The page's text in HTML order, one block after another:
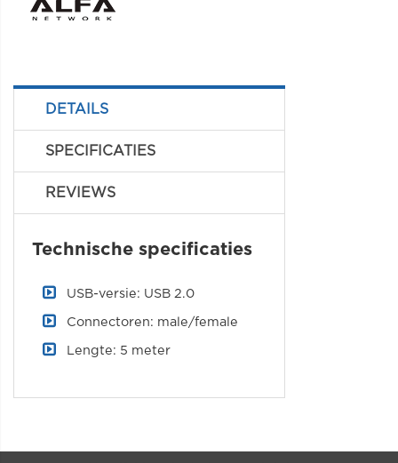
DETAILS
SPECIFICATIES
REVIEWS
Technische specificaties
USB-versie: USB 2.0
Connectoren: male/female
Lengte: 5 meter